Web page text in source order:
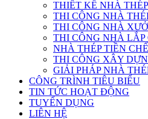
THIẾT KẾ NHÀ
THI CÔNG NHÀ
THI CÔNG NHÀ
THI CÔNG NHÀ LẮP
NHÀ THÉP TIỀN
THI CÔNG XÂY
GIẢI PHÁP NHÀ
CÔNG TRÌNH TIÊU BIỂU
TIN TỨC HOẠT ĐỘNG
TUYỂN DỤNG
LIÊN HỆ